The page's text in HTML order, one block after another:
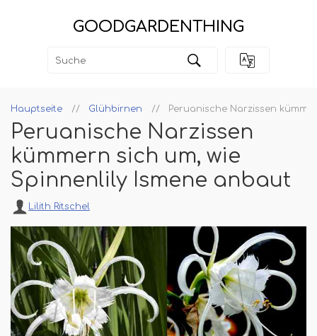
GOODGARDENTHING
Hauptseite Glühbirnen Peruanische Narzissen
Peruanische Narzissen
kümmern sich um, wie
Spinnenlily Ismene anbaut
Lilith Ritschel